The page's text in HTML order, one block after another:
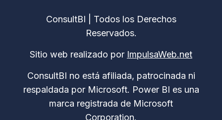
ConsultBI | Todos los Derechos
Reservados.
Sitio web realizado por ImpulsaWeb.net
ConsultBI no está afiliada, patrocinada ni
respaldada por Microsoft. Power BI es una
marca registrada de Microsoft
Corporation.